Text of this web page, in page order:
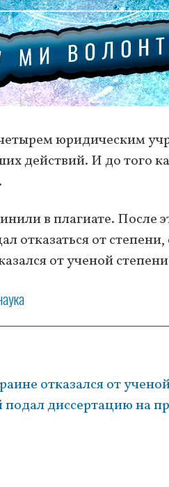
юридическим
действий. И до того
в плагиате. После
отказаться от
от ученой
отказался от
диссертацию на